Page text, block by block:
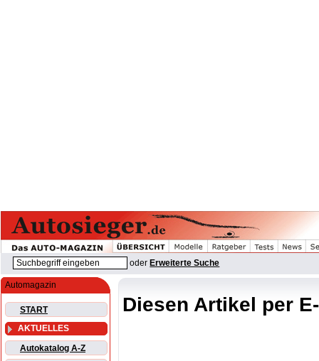
oder Erweiterte Suche
Automagazin
START
AKTUELLES
Autokatalog A-Z
Diesen Artikel per